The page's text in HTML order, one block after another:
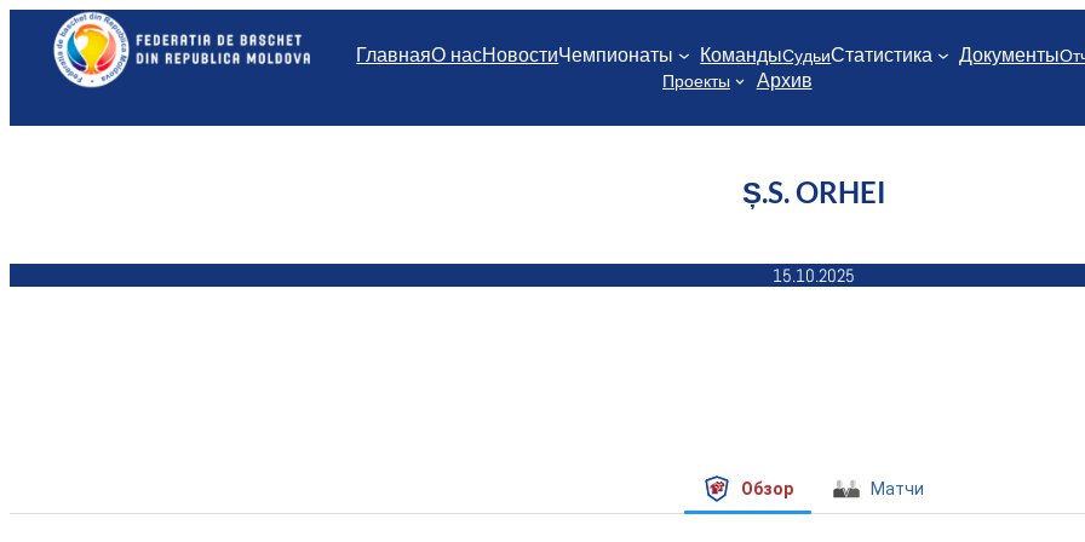
Перейти
содержимому
ГлавнаяО насНовостиЧемпионаты КомандыСудьиСтатистика Документы
Проекты
Архив
Ș.S. ORHEI
15.10.2025
Обзор Матчи